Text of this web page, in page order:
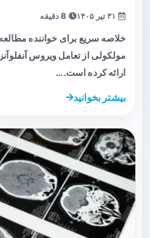
خلاصه سریع برای خواننده
ارائه کرده است.…
بیشتر بخوانید